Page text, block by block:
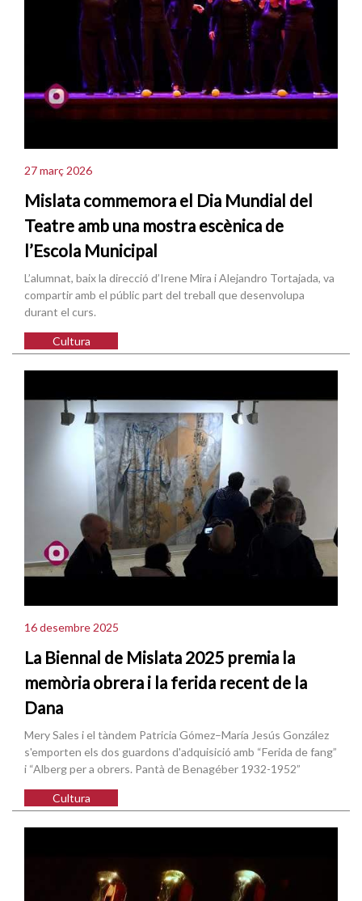
27 març 2026
Mislata commemora el Dia Mundial del
Teatre amb una mostra escènica de
l’Escola Municipal
L’alumnat, baix la direcció d’Irene Mira i Alejandro Tortajada, va
compartir amb el públic part del treball que desenvolupa
durant el curs.
Cultura
16 desembre 2025
La Biennal de Mislata 2025 premia la
memòria obrera i la ferida recent de la
Dana
Mery Sales i el tàndem Patricia Gómez–María Jesús González
s'emporten els dos guardons d'adquisició amb “Ferida de fang”
i “Alberg per a obrers. Pantà de Benagéber 1932-1952”
Cultura